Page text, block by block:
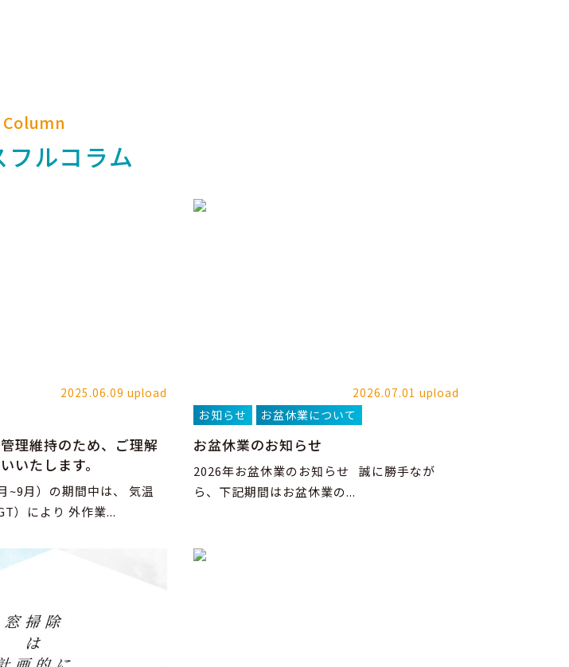
Column
フルコラム
2025.06.09 upload
理維持のため、ご理解
いたします。
~9月）の期間中は、 気温
）により 外作業...
2026.07.01 upload
お知らせ
お盆休業について
お盆休業のお知らせ
2026年お盆休業のお知らせ 誠に勝手なが
ら、下記期間はお盆休業の...